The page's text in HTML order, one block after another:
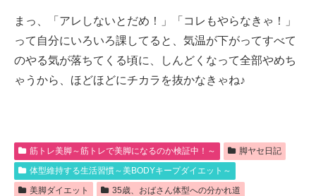
まっ、「アレしないとだめ！」「コレもやらなきゃ！」
って自分にいろいろ課してると、気温が下がってすべて
のやる気が落ちてくる頃に、しんどくなって全部やめち
ゃうから、ほどほどにチカラを抜かなきゃね♪
筋トレ美脚～筋トレで美脚になるのか検証中！～
脚ヤセ日記
体型維持する生活習慣～美BODYキープダイエット～
美脚ダイエット
35歳、おばさん体型への分かれ道